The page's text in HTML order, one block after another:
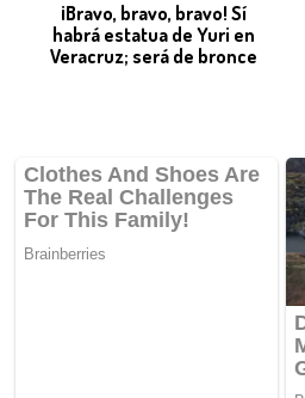
¡Bravo, bravo, bravo! Sí
habrá estatua de Yuri en
Veracruz; será de bronce